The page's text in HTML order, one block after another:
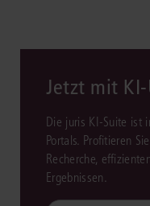
Jetzt mit
Die juris KI-Suite ist
Portals. Profitieren
Recherche,
Ergebnissen.